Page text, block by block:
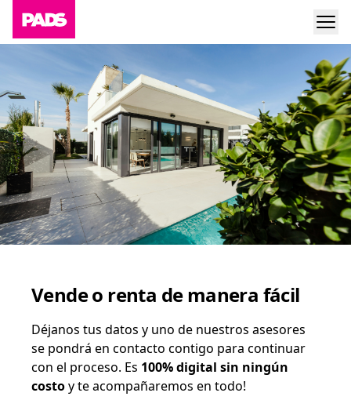
Vende o renta de manera fácil
Déjanos tus datos y uno de nuestros asesores
se pondrá en contacto contigo para continuar
con el proceso. Es 100% digital sin ningún
costoy te acompañaremos en todo!